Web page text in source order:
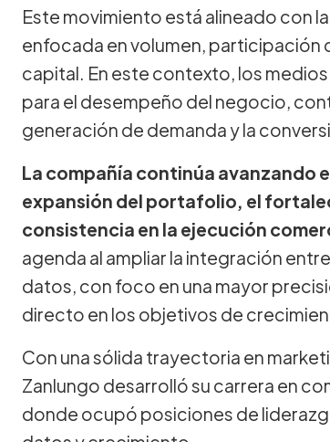
Este movimiento está alineado con
enfocada en volumen, participación
capital. En este contexto, los
para el desempeño del negocio,
generación de demanda y la
La compañía continúa avanzando
expansión del portafolio, el
consistencia en la ejecución
agenda al ampliar la integración
datos, con foco en una mayor
directo en los objetivos de
Con una sólida trayectoria en
Zanlungo desarrolló su carrera en
donde ocupó posiciones de